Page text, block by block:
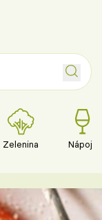
Zelenina Nápoje